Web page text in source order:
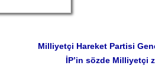
Milliyetçi Hareket Partisi
İP’in sözde Milliyetçi